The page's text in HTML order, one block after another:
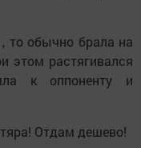
то обычно брала на
этом растягивался
к оппоненту и
Отдам дешево!